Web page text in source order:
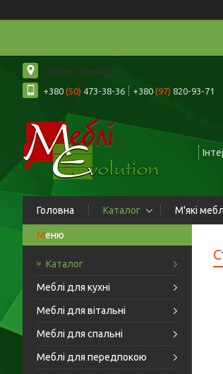
Дніпро, Україна
+380 (50) 473-38-36 +380 (97) 820-93-71
Головна Каталог М'які
Каталог
Меблі для кухні
Меблі для вітальні
Меблі для спальні
Меблі для передпокою